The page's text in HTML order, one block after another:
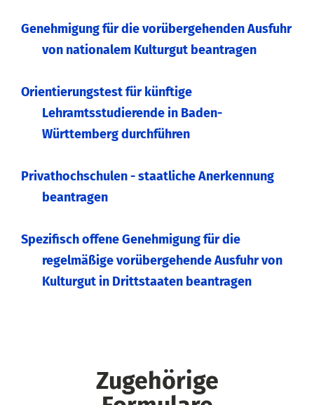
Genehmigung für die vorübergehenden Ausfuhr
von nationalem Kulturgut beantragen
Orientierungstest für künftige
Lehramtsstudierende in Baden-
Württemberg durchführen
Privathochschulen - staatliche Anerkennung
beantragen
Spezifisch offene Genehmigung für die
regelmäßige vorübergehende Ausfuhr von
Kulturgut in Drittstaaten beantragen
Zugehörige